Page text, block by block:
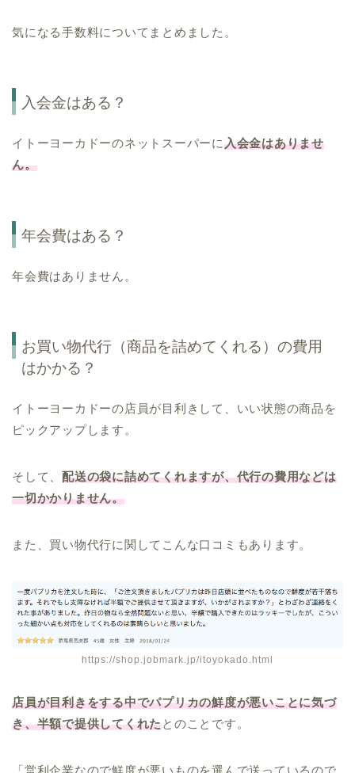
気になる手数料についてまとめました。
入会金はある？
イトーヨーカドーのネットスーパーに入会金はありませ
ん。
年会費はある？
年会費はありません。
お買い物代行（商品を詰めてくれる）の費用
はかかる？
イトーヨーカドーの店員が目利きして、いい状態の商品を
ピックアップします。
そして、配送の袋に詰めてくれますが、代行の費用などは
一切かかりません。
また、買い物代行に関してこんな口コミもあります。
https://shop.jobmark.jp/itoyokado.html
店員が目利きをする中でパプリカの鮮度が悪いことに気づ
き、半額で提供してくれたとのことです。